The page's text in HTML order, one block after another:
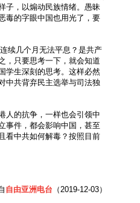
子，以煽动民族情绪。愚昧
毒的字眼中国也用光了，要
续几个月无法平息？是共产
，只要思考一下，就会知道
学生深刻的思考。这样必然
中共背弃民主选举与司法独
人的抗争，一样也会引领中
事件，都会影响中国，甚至
看中共如何解毒？按照目前
自由亚洲电台 （2019-12-03）